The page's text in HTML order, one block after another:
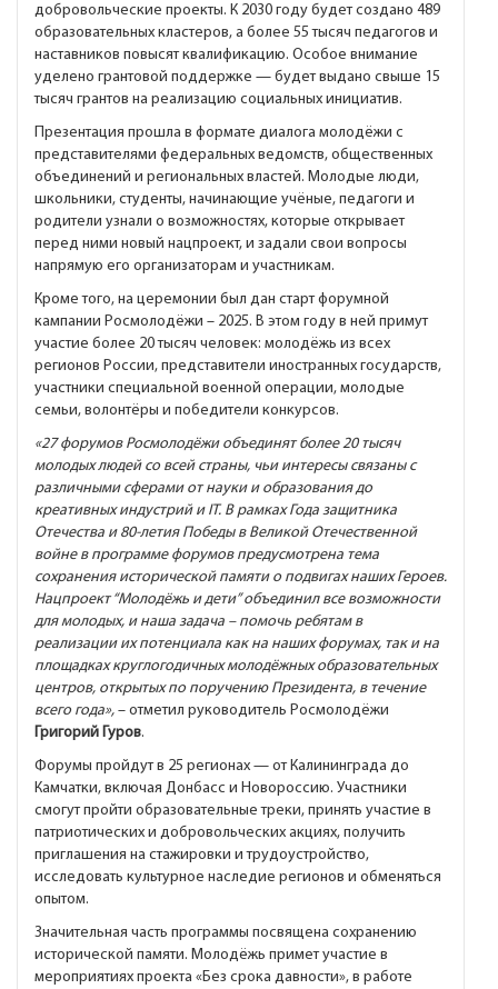
добровольческие проекты. К 2030 году будет создано 489
образовательных кластеров, а более 55 тысяч педагогов и
наставников повысят квалификацию. Особое внимание
уделено грантовой поддержке — будет выдано свыше 15
тысяч грантов на реализацию социальных инициатив.
Презентация прошла в формате диалога молодёжи с
представителями федеральных ведомств, общественных
объединений и региональных властей. Молодые люди,
школьники, студенты, начинающие учёные, педагоги и
родители узнали о возможностях, которые открывает
перед ними новый нацпроект, и задали свои вопросы
напрямую его организаторам и участникам.
Кроме того, на церемонии был дан старт форумной
кампании Росмолодёжи – 2025. В этом году в ней примут
участие более 20 тысяч человек: молодёжь из всех
регионов России, представители иностранных государств,
участники специальной военной операции, молодые
семьи, волонтёры и победители конкурсов.
«27 форумов Росмолодёжи объединят более 20 тысяч
молодых людей со всей страны, чьи интересы связаны с
различными сферами от науки и образования до
креативных индустрий и IT. В рамках Года защитника
Отечества и 80-летия Победы в Великой Отечественной
войне в программе форумов предусмотрена тема
сохранения исторической памяти о подвигах наших Героев.
Нацпроект “Молодёжь и дети” объединил все возможности
для молодых, и наша задача – помочь ребятам в
реализации их потенциала как на наших форумах, так и на
площадках круглогодичных молодёжных образовательных
центров, открытых по поручению Президента, в течение
всего года», – отметил руководитель Росмолодёжи
Григорий Гуров.
Форумы пройдут в 25 регионах — от Калининграда до
Камчатки, включая Донбасс и Новороссию. Участники
смогут пройти образовательные треки, принять участие в
патриотических и добровольческих акциях, получить
приглашения на стажировки и трудоустройство,
исследовать культурное наследие регионов и обменяться
опытом.
Значительная часть программы посвящена сохранению
исторической памяти. Молодёжь примет участие в
мероприятиях проекта «Без срока давности», в работе